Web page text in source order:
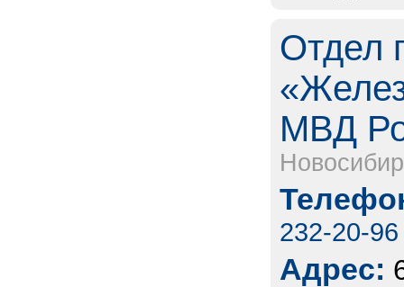
Отдел
МВД
232-20-96
Адрес: